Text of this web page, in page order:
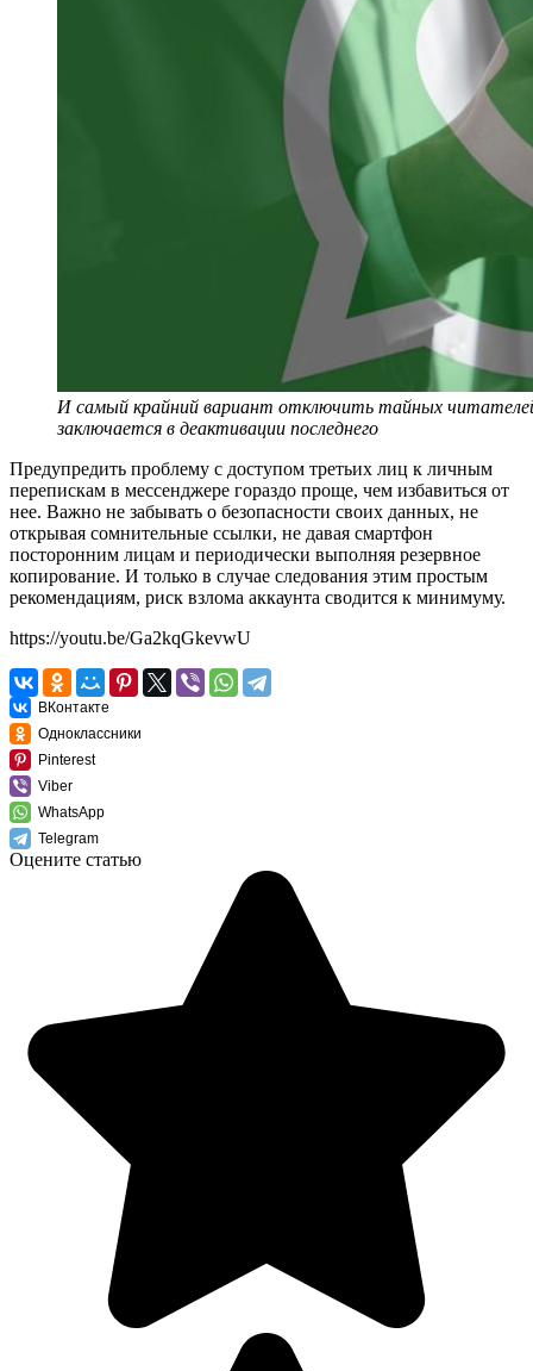
И самый крайний вариант отключить тайных
заключается в деактивации последнего
Предупредить проблему с доступом третьих лиц к личным
перепискам в мессенджере гораздо проще, чем избавиться от
нее. Важно не забывать о безопасности своих данных, не
открывая сомнительные ссылки, не давая смартфон
посторонним лицам и периодически выполняя резервное
копирование. И только в случае следования этим простым
рекомендациям, риск взлома аккаунта сводится к минимуму.
https://youtu.be/Ga2kqGkevwU
ВКонтакте
Одноклассники
Pinterest
Viber
WhatsApp
Telegram
Оцените статью